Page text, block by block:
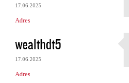
17.06.2025
Adres
wealthdt5
17.06.2025
Adres